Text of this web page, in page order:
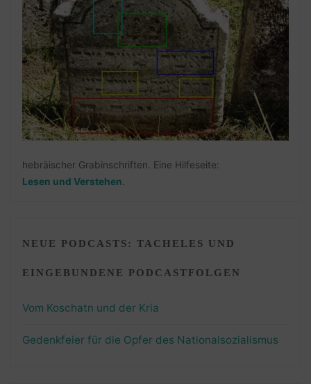
hebräischer Grabinschriften. Eine Hilfeseite:
Lesen und Verstehen.
NEUE PODCASTS: TACHELES UND
EINGEBUNDENE PODCASTFOLGEN
Vom Koschatn und der Kria
Gedenkfeier für die Opfer des Nationalsozialismus